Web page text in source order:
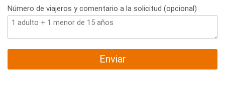
Número de viajeros y comentario a la solicitud (opcional)
Enviar